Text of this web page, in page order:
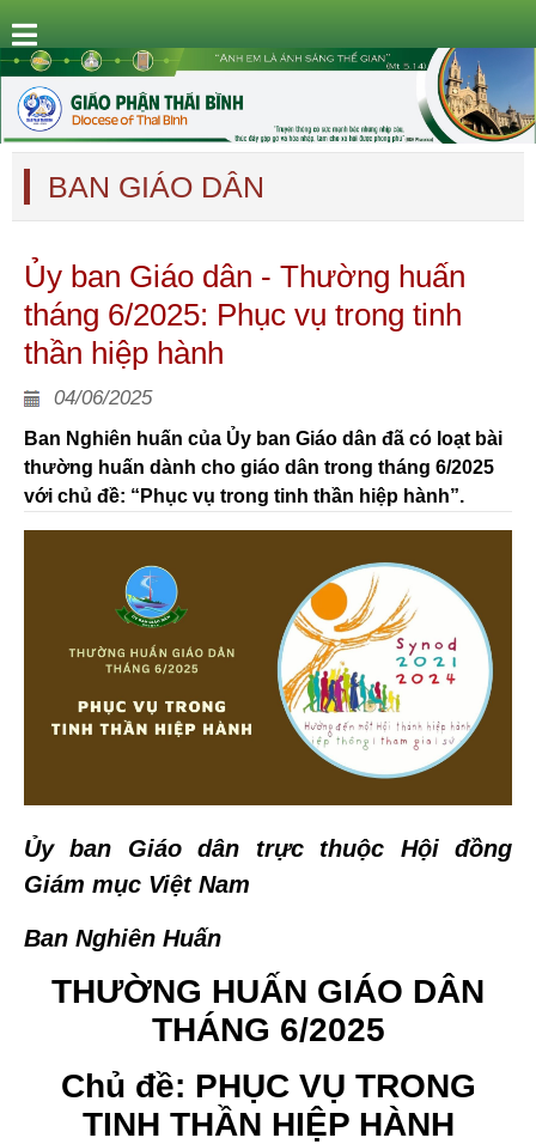
BAN GIÁO DÂN
Ủy ban Giáo dân - Thường huấn
tháng 6/2025: Phục vụ trong tinh
thần hiệp hành
04/06/2025
Ban Nghiên huấn của Ủy ban Giáo dân đã có loạt bài
thường huấn dành cho giáo dân trong tháng 6/2025
với chủ đề: “Phục vụ trong tinh thần hiệp hành”.
Ủy ban Giáo dân trực thuộc Hội đồng
Giám mục Việt Nam
Ban Nghiên Huấn
THƯỜNG HUẤN GIÁO DÂN
THÁNG 6/2025
Chủ đề: PHỤC VỤ TRONG
TINH THẦN HIỆP HÀNH